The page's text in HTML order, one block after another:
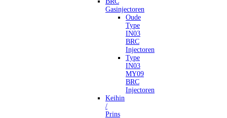
Gasinjectoren
Oude
Type
IN03
BRC
Injectoren
Type
IN03
MY09
BRC
Injectoren
Keihin
/
Prins